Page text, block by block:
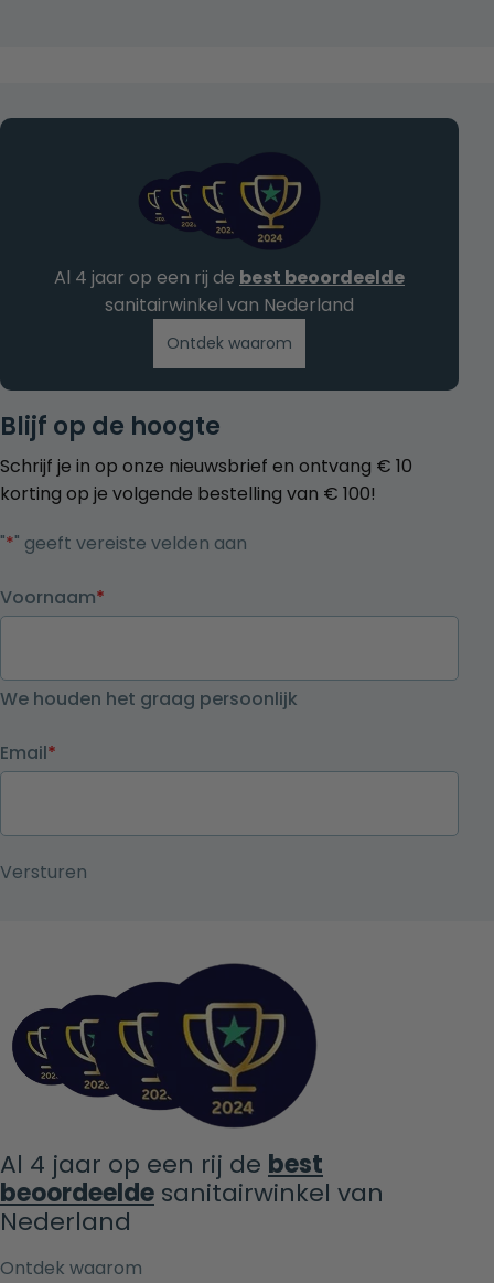
Blijf op de hoogte
Schrijf je in op onze nieuwsbrief en ontvang € 10
korting op je volgende bestelling van € 100!
"*" geeft vereiste velden aan
Voornaam*
We houden het graag persoonlijk
Email*
Al 4 jaar op een rij de best beoordeelde
sanitairwinkel van Nederland
Ontdek waarom
Al 4 jaar op een rij de best
beoordeelde sanitairwinkel van
Nederland
Ontdek waarom